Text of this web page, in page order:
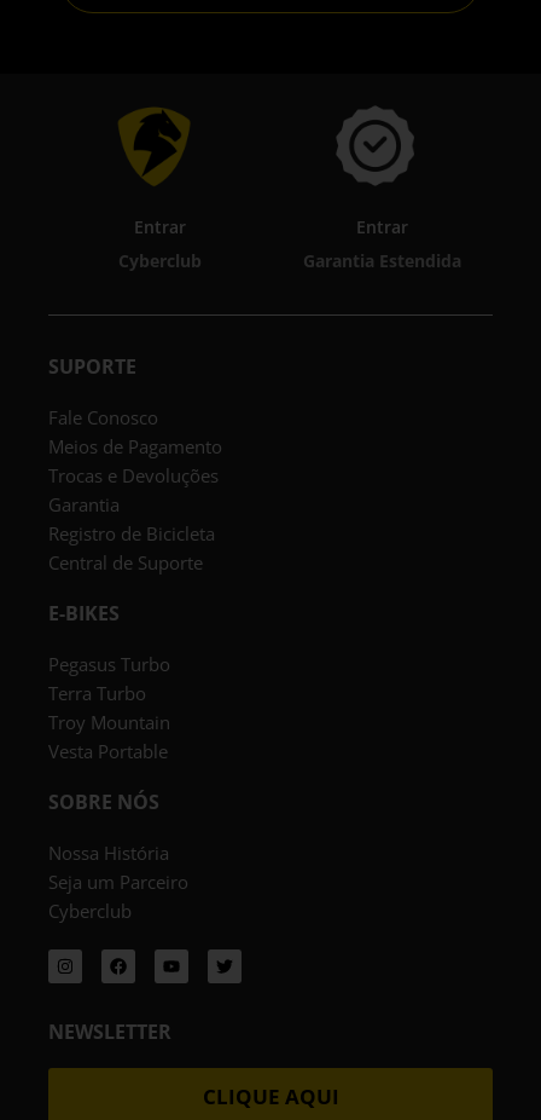
Entrar
Cyberclub
Entrar
Garantia Estendida
SUPORTE
Fale Conosco
Meios de Pagamento
Trocas e Devoluções
Garantia
Registro de Bicicleta
Central de Suporte
E-BIKES
Pegasus Turbo
Terra Turbo
Troy Mountain
Vesta Portable
SOBRE NÓS
Nossa História
Seja um Parceiro
Cyberclub
n
s
t
r
m
a
c
e
o
o
u
t
e
w
i
t
NEWSLETTER
CLIQUE AQUI